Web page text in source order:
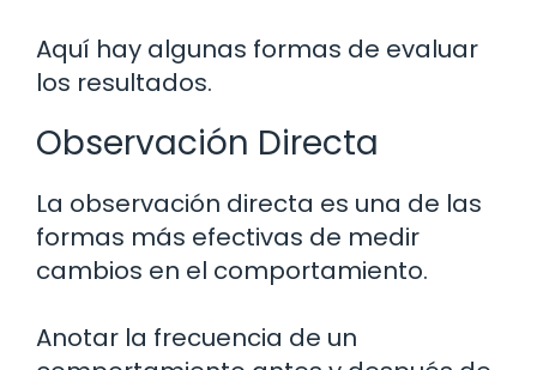
Aquí hay algunas formas de evaluar
los resultados.
Observación Directa
La observación directa es una de las
formas más efectivas de medir
cambios en el comportamiento.
Anotar la frecuencia de un